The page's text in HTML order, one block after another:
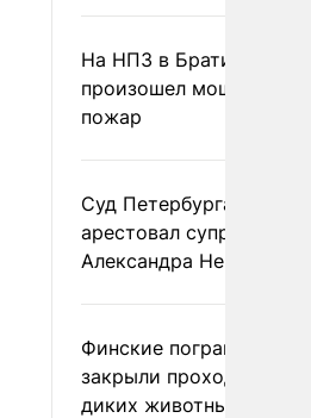
На НПЗ в Братиславе
произошел мощный
пожар
Суд Петербурга заочно
арестовал супругу
Александра Невзорова
Финские пограничники
закрыли проходы для
диких животных на